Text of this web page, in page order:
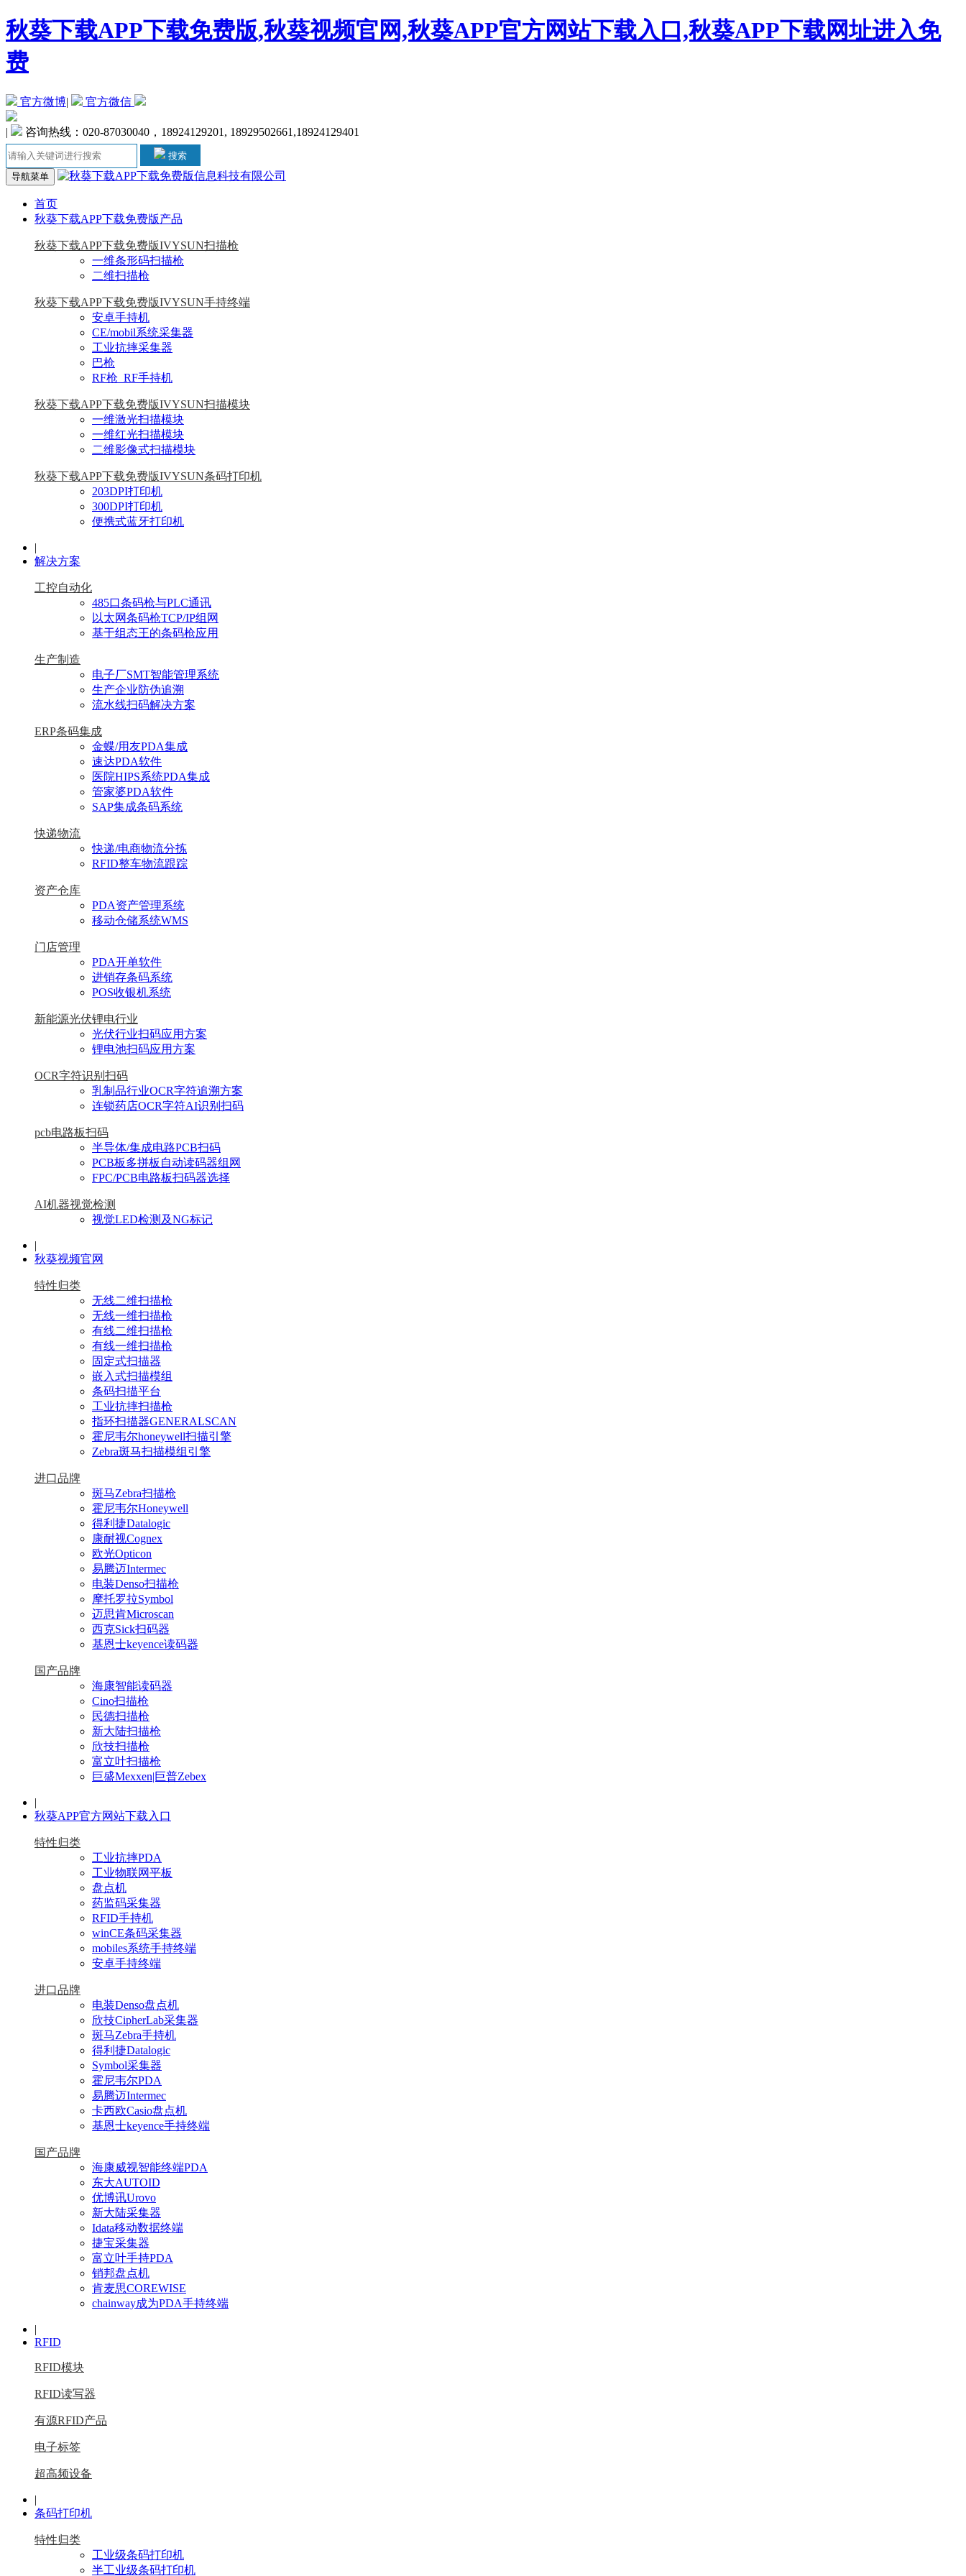
秋葵下载APP下载免费版,秋葵视频官网,秋葵APP官方网站下载入口,秋葵APP下载网址进入免
费
官方微博| 官方微信
| 咨询热线：020-87030040，18924129201, 18929502661,18924129401
搜索
导航菜单
首页
秋葵下载APP下载免费版产品
秋葵下载APP下载免费版IVYSUN扫描枪
一维条形码扫描枪
二维扫描枪
秋葵下载APP下载免费版IVYSUN手持终端
安卓手持机
CE/mobil系统采集器
工业抗摔采集器
巴枪
RF枪_RF手持机
秋葵下载APP下载免费版IVYSUN扫描模块
一维激光扫描模块
一维红光扫描模块
二维影像式扫描模块
秋葵下载APP下载免费版IVYSUN条码打印机
203DPI打印机
300DPI打印机
便携式蓝牙打印机
|
解决方案
工控自动化
485口条码枪与PLC通讯
以太网条码枪TCP/IP组网
基于组态王的条码枪应用
生产制造
电子厂SMT智能管理系统
生产企业防伪追溯
流水线扫码解决方案
ERP条码集成
金蝶/用友PDA集成
速达PDA软件
医院HIPS系统PDA集成
管家婆PDA软件
SAP集成条码系统
快递物流
快递/电商物流分拣
RFID整车物流跟踪
资产仓库
PDA资产管理系统
移动仓储系统WMS
门店管理
PDA开单软件
进销存条码系统
POS收银机系统
新能源光伏锂电行业
光伏行业扫码应用方案
锂电池扫码应用方案
OCR字符识别扫码
乳制品行业OCR字符追溯方案
连锁药店OCR字符AI识别扫码
pcb电路板扫码
半导体/集成电路PCB扫码
PCB板多拼板自动读码器组网
FPC/PCB电路板扫码器选择
AI机器视觉检测
视觉LED检测及NG标记
|
秋葵视频官网
特性归类
无线二维扫描枪
无线一维扫描枪
有线二维扫描枪
有线一维扫描枪
固定式扫描器
嵌入式扫描模组
条码扫描平台
工业抗摔扫描枪
指环扫描器GENERALSCAN
霍尼韦尔honeywell扫描引擎
Zebra斑马扫描模组引擎
进口品牌
斑马Zebra扫描枪
霍尼韦尔Honeywell
得利捷Datalogic
康耐视Cognex
欧光Opticon
易腾迈Intermec
电装Denso扫描枪
摩托罗拉Symbol
迈思肯Microscan
西克Sick扫码器
基恩士keyence读码器
国产品牌
海康智能读码器
Cino扫描枪
民德扫描枪
新大陆扫描枪
欣技扫描枪
富立叶扫描枪
巨盛Mexxen|巨普Zebex
|
秋葵APP官方网站下载入口
特性归类
工业抗摔PDA
工业物联网平板
盘点机
药监码采集器
RFID手持机
winCE条码采集器
mobiles系统手持终端
安卓手持终端
进口品牌
电装Denso盘点机
欣技CipherLab采集器
斑马Zebra手持机
得利捷Datalogic
Symbol采集器
霍尼韦尔PDA
易腾迈Intermec
卡西欧Casio盘点机
基恩士keyence手持终端
国产品牌
海康威视智能终端PDA
东大AUTOID
优博讯Urovo
新大陆采集器
Idata移动数据终端
捷宝采集器
富立叶手持PDA
销邦盘点机
肯麦思COREWISE
chainway成为PDA手持终端
|
RFID
RFID模块
RFID读写器
有源RFID产品
电子标签
超高频设备
|
条码打印机
特性归类
工业级条码打印机
半工业级条码打印机